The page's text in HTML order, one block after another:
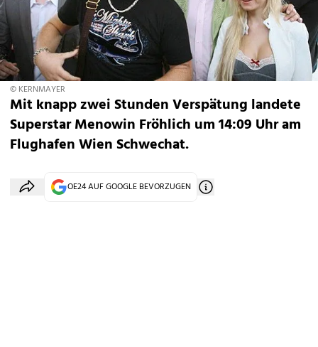
© KERNMAYER
Mit knapp zwei Stunden Verspätung landete
Superstar Menowin Fröhlich um 14:09 Uhr am
Flughafen Wien Schwechat.
OE24 AUF GOOGLE BEVORZUGEN